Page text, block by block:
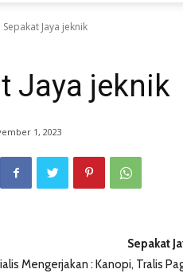
Sepakat Jaya jeknik
Jaya jeknik
1, 2023
Sepakat
Mengerjakan : Kanopi, Tralis